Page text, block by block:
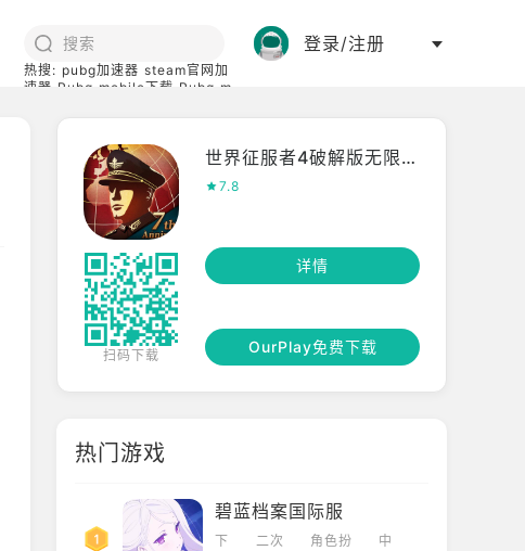
热搜: pubg加速器 steam官网加
速器 Pubg mobile下载 Pubg m
登录/注册
扫码下载
世界征服者4破解版无限资源
7.8
详情
OurPlay免费下载
热门游戏
碧蓝档案国际服
下
二次
角色扮
中